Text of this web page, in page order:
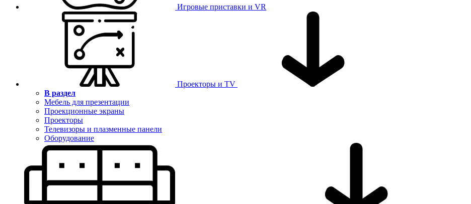
Игровые приставки и VR
Проекторы и TV
В раздел
Мебель для презентации
Проекционные экраны
Проекторы
Телевизоры и плазменные панели
Оборудование